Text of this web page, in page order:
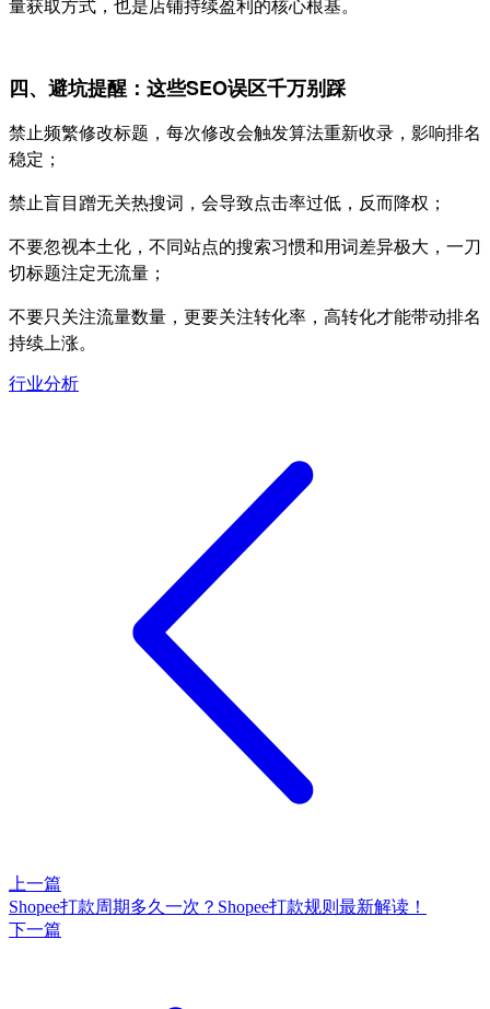
四、避坑提醒：这些SEO误区千万别踩
禁止频繁修改标题，每次修改会触发算法重新收录，影响排名
稳定；
禁止盲目蹭无关热搜词，会导致点击率过低，反而降权；
不要忽视本土化，不同站点的搜索习惯和用词差异极大，一刀
切标题注定无流量；
不要只关注流量数量，更要关注转化率，高转化才能带动排名
持续上涨。
行业分析
上一篇
Shopee打款周期多久一次？Shopee打款规则最新解读！
下一篇